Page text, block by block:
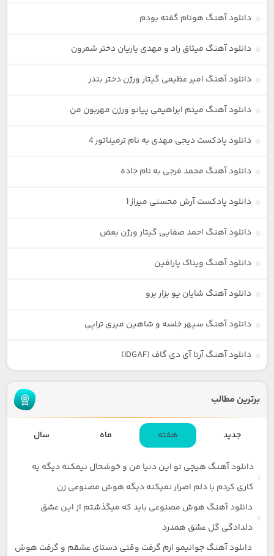
دانلود آهنگ هونام گفته بودم
دانلود آهنگ میثاق راد و مهدی یاریان دختر شمرون
دانلود آهنگ امیر عظیمی گیتار ورژن دختر بندر
دانلود آهنگ میثم ابراهیمی پیانو ورژن مهربون من
دانلود پادکست دیجی مهدی به نام ترمیناتور 4
دانلود آهنگ محمد فرجی به نام جاده
دانلود پادکست آرش محسنی میراژ 1
دانلود آهنگ احمد صفایی گیتار ورژن بعض
دانلود آهنگ ویناک پارافین
دانلود آهنگ شایان یو بزار برو
دانلود آهنگ سپهر خلسه و شاهین میری تراپی
دانلود آهنگ آرتا آی دی گاف (IDGAF)
برترین مطالب
جدید هفته ماه سال
دانلود آهنگ هیچی تو این دنیا من و خوشحال نیمکنه دیگه یه
کاری کردم با دلم اصرار نمیکنه دیگه هوش مصنوعی زن
دانلود آهنگ هوش مصنوعی باید که میگذشتم از این عشق
دلدادگی گل عشق همدرد
دانلود آهنگ جوانیمو ازم گرفت وقتی دستای عشقم و گرفت هوش